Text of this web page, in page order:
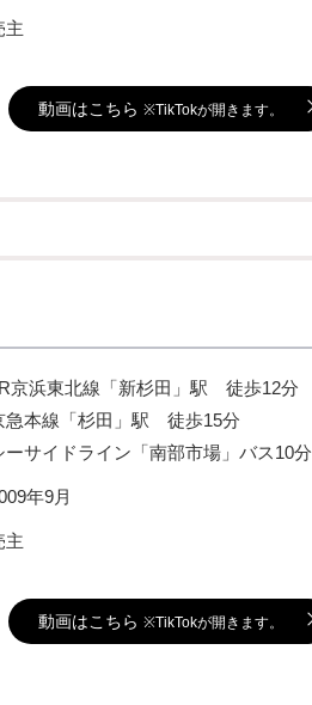
主
動画はこちら ※TikTokが開きます。
京浜東北線「新杉田」駅 徒歩12分
急本線「杉田」駅 徒歩15分
ーサイドライン「南部市場」バス10分
年9月
主
動画はこちら ※TikTokが開きます。